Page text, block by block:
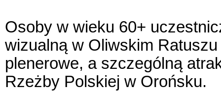
Osoby w wieku 60+
wizualną w Oliwskim
plenerowe, a szczególną
Rzeżby Polskiej w Orońsku.